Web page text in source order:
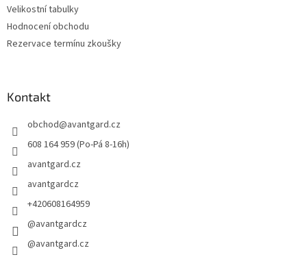
Velikostní tabulky
Hodnocení obchodu
Rezervace termínu zkoušky
Kontakt
obchod@avantgard.cz
608 164 959 (Po-Pá 8-16h)
avantgard.cz
avantgardcz
+420608164959
@avantgardcz
@avantgard.cz